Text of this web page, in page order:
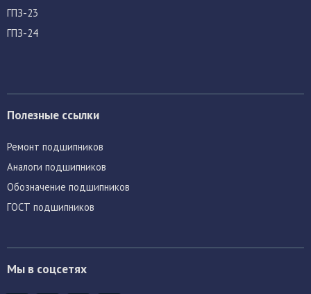
ГПЗ-23
ГПЗ-24
Полезные ссылки
Ремонт подшипников
Аналоги подшипников
Обозначение подшипников
ГОСТ подшипников
Мы в соцсетях